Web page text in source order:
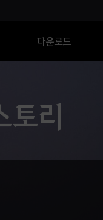
다운로드
토리